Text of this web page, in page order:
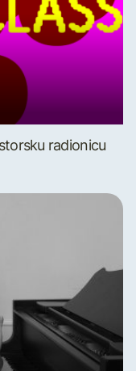
radionicu